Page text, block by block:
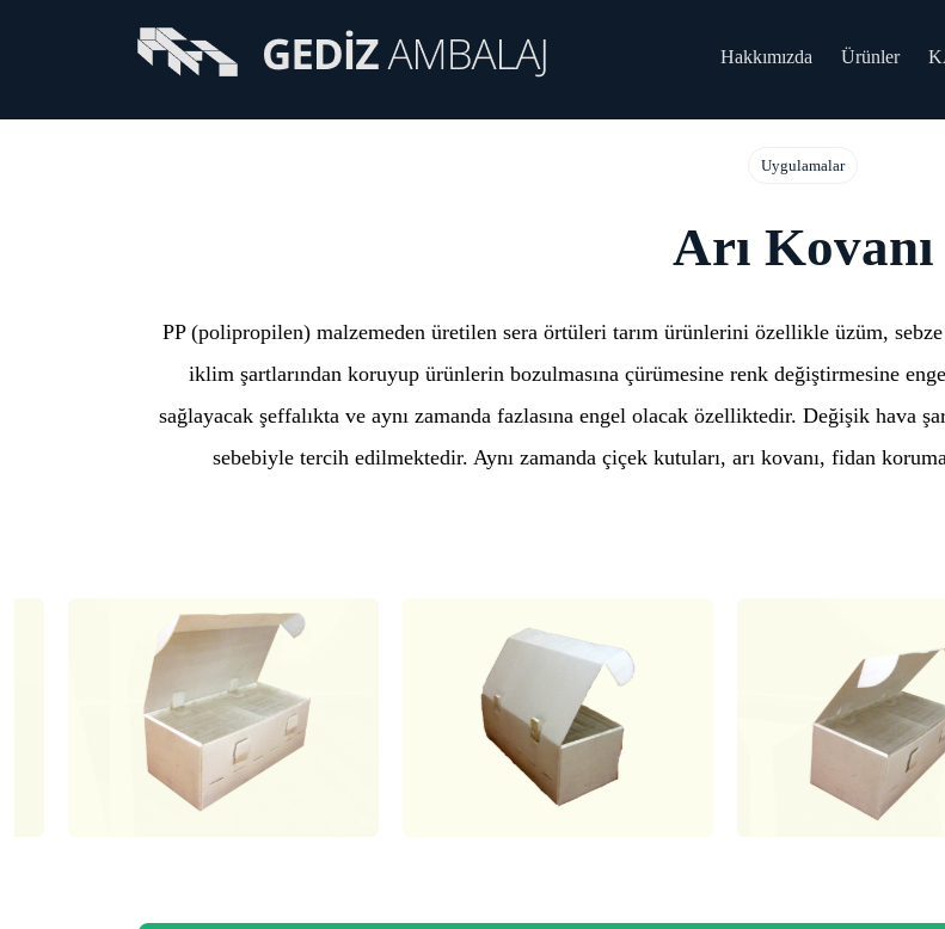
Hakkımızda Ürünler
Uygulamalar
Arı Kovanı
PP (polipropilen) malzemeden üretilen sera örtüleri tarım ürünlerini özellikle üzüm,
iklim şartlarından koruyup ürünlerin bozulmasına çürümesine renk değiştirmesine
sağlayacak şeffalıkta ve aynı zamanda fazlasına engel olacak özelliktedir. Değişik hava
sebebiyle tercih edilmektedir. Aynı zamanda çiçek kutuları, arı kovanı, fidan